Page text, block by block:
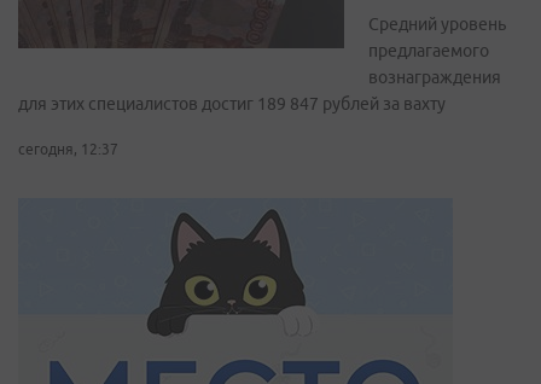
Средний уровень
предлагаемого
вознаграждения
для этих специалистов достиг 189 847 рублей за вахту
сегодня, 12:37